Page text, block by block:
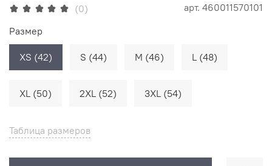
(0) арт. 460011570101
Таблица размеров
Размер
XS (42) S (44) M (46) L (48)
XL (50) 2XL (52) 3XL (54)